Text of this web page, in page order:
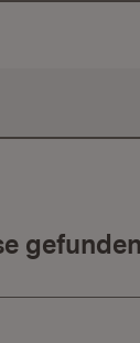
gefunden